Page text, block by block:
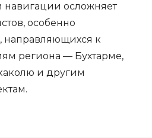
навигации осложняет
особенно
направляющихся к
региона — Бухтарме,
и другим